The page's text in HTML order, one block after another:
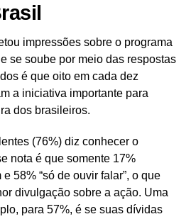
impressões sobre o programa
se soube por meio das respostas
é que oito em cada dez
a iniciativa importante para
dos brasileiros.
(76%) diz conhecer o
nota é que somente 17%
58% “só de ouvir falar”, o que
divulgação sobre a ação. Uma
para 57%, é se suas dívidas